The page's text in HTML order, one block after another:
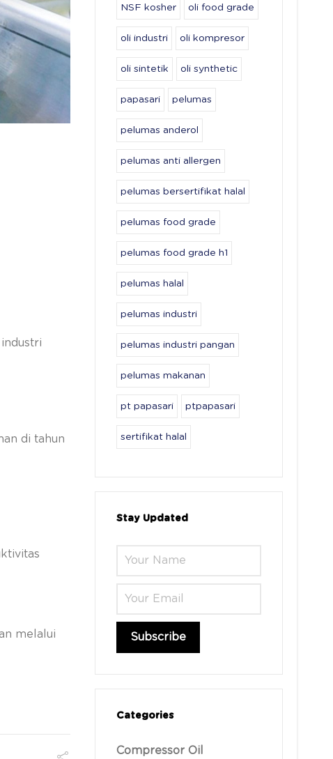
di tahun
melalui
NSF kosher oli food grade
oli industri oli kompresor
oli sintetik oli synthetic
papasari pelumas
pelumas anderol
pelumas anti allergen
pelumas bersertifikat halal
pelumas food grade
pelumas food grade h1
pelumas halal
pelumas industri
pelumas industri pangan
pelumas makanan
pt papasari ptpapasari
sertifikat halal
Stay Updated
Categories
Compressor Oil